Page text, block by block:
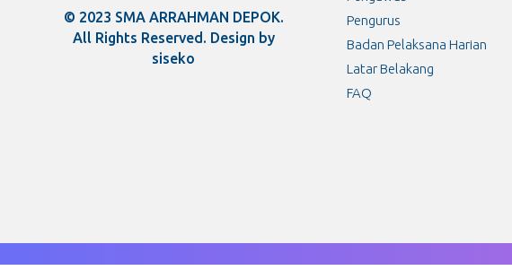
© 2023 SMA ARRAHMAN DEPOK.
All Rights Reserved. Design by
siseko
Pengurus
Badan Pelaksana Harian
Latar Belakang
FAQ